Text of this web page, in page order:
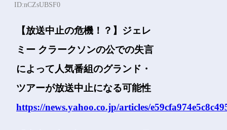
ID:nCZsUBSF0
【放送中止の危機！？】ジェレ
ミー クラークソンの公での失言
によって人気番組のグランド・
ツアーが放送中止になる可能性
https://news.yahoo.co.jp/articles/